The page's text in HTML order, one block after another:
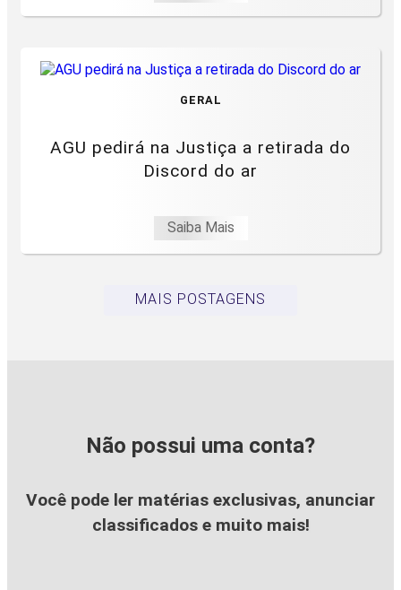
GERAL
AGU pedirá na Justiça a retirada do
Discord do ar
Saiba Mais
MAIS POSTAGENS
Não possui uma conta?
Você pode ler matérias exclusivas, anunciar
classificados e muito mais!